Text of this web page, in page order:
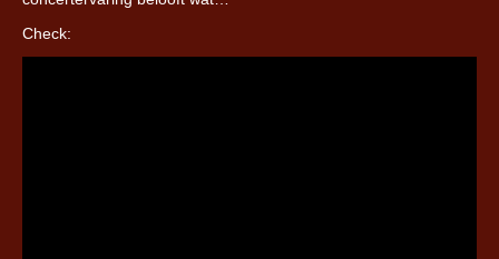
Check: